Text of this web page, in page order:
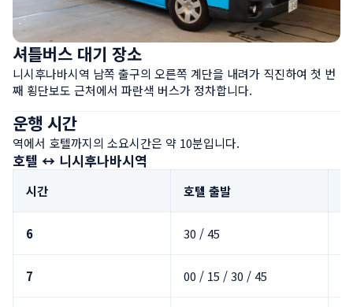
셔틀버스 대기 장소
니시후나바시역 남쪽 출구의 오른쪽 계단을 내려가 직진하여 첫 번
째 횡단보도 근처에서 파란색 버스가 정차합니다.
운행 시간
역에서 호텔까지의 소요시간은 약 10분입니다.
호텔 ↔ 니시후나바시역
시간 호텔 출발
6 30 / 45
7 00 / 15 / 30 / 45